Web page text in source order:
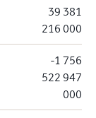
39 381
216 000
-1 756
522 947
000